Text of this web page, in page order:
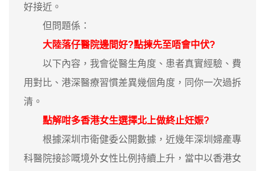
好接近。
但問題係：
大陸落仔醫院邊間好?點揀先至唔會中伏?
以下內容，我會從醫生角度、患者真實經驗、費
用對比、港深醫療習慣差異幾個角度，同你一次過拆
清。
點解咁多香港女生選擇北上做終止妊娠?
根據深圳市衛健委公開數據，近幾年深圳婦產專
科醫院接診嘅境外女性比例持續上升，當中以香港女